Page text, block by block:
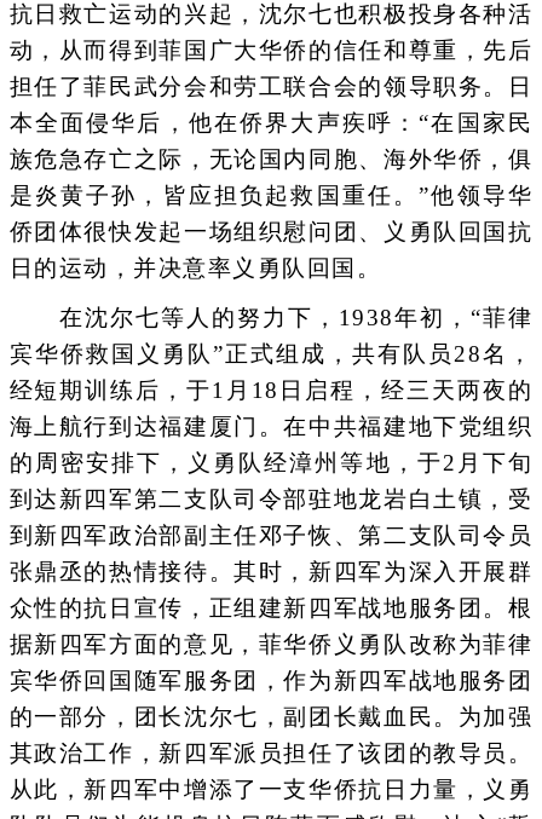
抗日救亡运动的兴起，沈尔七也积极投身各种活
动，从而得到菲国广大华侨的信任和尊重，先后
担任了菲民武分会和劳工联合会的领导职务。日
本全面侵华后，他在侨界大声疾呼：“在国家民
族危急存亡之际，无论国内同胞、海外华侨，俱
是炎黄子孙，皆应担负起救国重任。”他领导华
侨团体很快发起一场组织慰问团、义勇队回国抗
日的运动，并决意率义勇队回国。
在沈尔七等人的努力下，1938年初，“菲律
宾华侨救国义勇队”正式组成，共有队员28名，
经短期训练后，于1月18日启程，经三天两夜的
海上航行到达福建厦门。在中共福建地下党组织
的周密安排下，义勇队经漳州等地，于2月下旬
到达新四军第二支队司令部驻地龙岩白土镇，受
到新四军政治部副主任邓子恢、第二支队司令员
张鼎丞的热情接待。其时，新四军为深入开展群
众性的抗日宣传，正组建新四军战地服务团。根
据新四军方面的意见，菲华侨义勇队改称为菲律
宾华侨回国随军服务团，作为新四军战地服务团
的一部分，团长沈尔七，副团长戴血民。为加强
其政治工作，新四军派员担任了该团的教导员。
从此，新四军中增添了一支华侨抗日力量，义勇